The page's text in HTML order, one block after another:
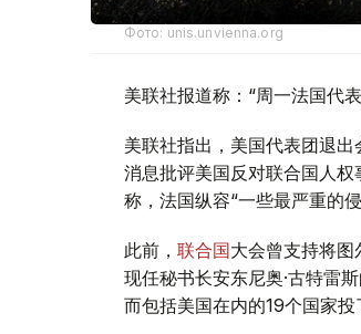
Фото: unis.unvienna.org
美联社报道称：“周一法国代
美联社指出，美国代表团退
消息批评美国反对联合国人权
称，法国纵容“一些最严重的侵
此前， 联合国大会曾支持将
现任秘书长安东尼奥·古特雷
而包括美国在内的19个国家投